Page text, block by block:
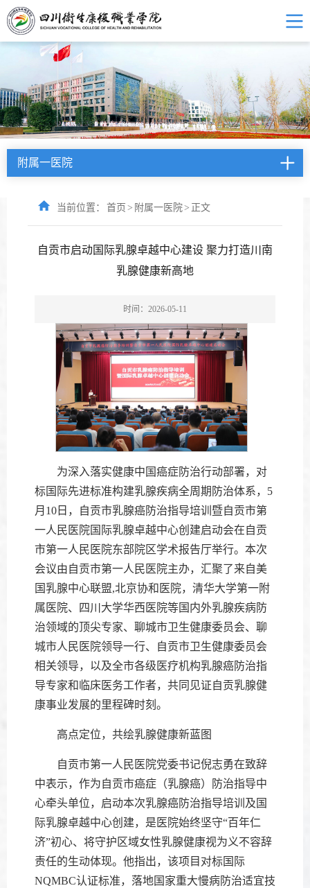
附属一医院
当前位置： 首页 > 附属一医院> 正文
自贡市启动国际乳腺卓越中心建设 聚力打造川南
乳腺健康新高地
时间：2026-05-11
为深入落实健康中国癌症防治行动部署，对
标国际先进标准构建乳腺疾病全周期防治体系，5
月10日，自贡市乳腺癌防治指导培训暨自贡市第
一人民医院国际乳腺卓越中心创建启动会在自贡
市第一人民医院东部院区学术报告厅举行。本次
会议由自贡市第一人民医院主办，汇聚了来自美
国乳腺中心联盟,北京协和医院，清华大学第一附
属医院、四川大学华西医院等国内外乳腺疾病防
治领域的顶尖专家、聊城市卫生健康委员会、聊
城市人民医院领导一行、自贡市卫生健康委员会
相关领导，以及全市各级医疗机构乳腺癌防治指
导专家和临床医务工作者，共同见证自贡乳腺健
康事业发展的里程碑时刻。
高点定位，共绘乳腺健康新蓝图
自贡市第一人民医院党委书记倪志勇在致辞
中表示，作为自贡市癌症（乳腺癌）防治指导中
心牵头单位，启动本次乳腺癌防治指导培训及国
际乳腺卓越中心创建，是医院始终坚守“百年仁
济”初心、将守护区域女性乳腺健康视为义不容辞
责任的生动体现。他指出，该项目对标国际
NQMBC认证标准，落地国家重大慢病防治适宜技